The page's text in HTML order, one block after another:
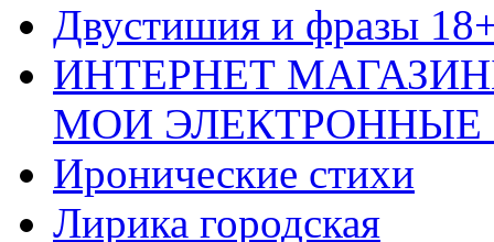
Двустишия и фразы
ИНТЕРНЕТ
МОИ ЭЛЕКТРОННЫЕ
Иронические стихи
Лирика городская